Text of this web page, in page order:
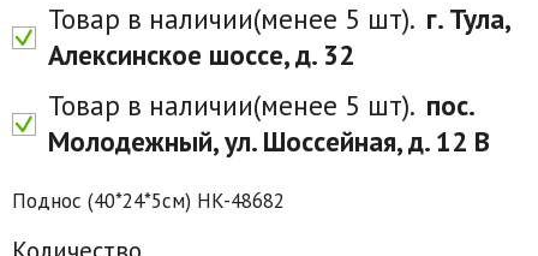
Товар в наличии(менее 5 шт). г. Тула,
Алексинское шоссе, д. 32
Товар в наличии(менее 5 шт). пос.
Молодежный, ул. Шоссейная, д. 12 В
Поднос (40*24*5см) HK-48682